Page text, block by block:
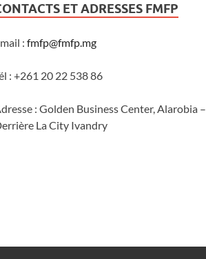
ET ADRESSES FMFP
:fmfp@fmfp.mg
: +261 20 22 538 86
: Golden Business Center, Alarobia –
La City Ivandry